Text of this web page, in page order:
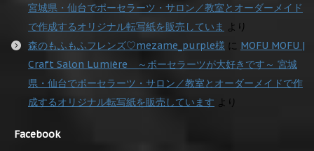
宮城県・仙台でポーセラーツ・サロン／教室とオーダーメイド
で作成するオリジナル転写紙を販売していま より
森のもふもふフレンズ♡mezame_purple様 に MOFU MOFU |
Craft Salon Lumière ～ポーセラーツが大好きです～ 宮城
県・仙台でポーセラーツ・サロン／教室とオーダーメイドで作
成するオリジナル転写紙を販売しています より
Facebook